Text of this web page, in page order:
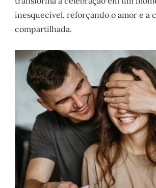
inesquecível, reforçando o amor e a
compartilhada.